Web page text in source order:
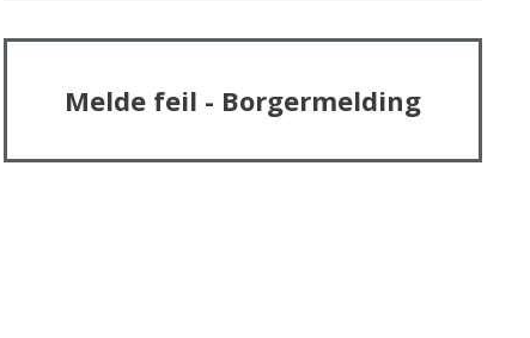
Melde feil - Borgermelding